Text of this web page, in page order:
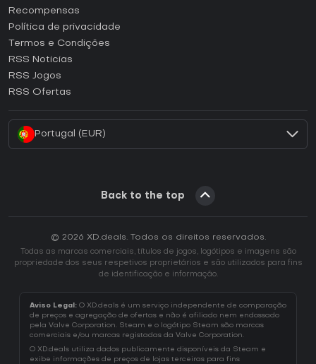
Como ativar uma CD Key Steam?
Como ativar uma CD Key Epic Games?
Como ativar uma CD Key GOG?
Como ativar uma CD Key Ubisoft Connect?
Como ativar uma CD Key EA App?
Recompensas
Política de privacidade
Termos e Condições
RSS Noticias
RSS Jogos
RSS Ofertas
Portugal (EUR)
Back to the top
© 2026 XD.deals. Todos os direitos reservados.
Todas as marcas comerciais, títulos de jogos, logótipos e imagens são
propriedade dos seus respetivos proprietários e são utilizados para fins
de identificação e informação.
Aviso Legal: O XD.deals é um serviço independente de comparação
de preços e agregação de ofertas e não é afiliado nem endossado
pela Valve Corporation. Steam e o logótipo Steam são marcas
comerciais e/ou marcas registadas da Valve Corporation.
O XD.deals utiliza dados publicamente disponíveis da Steam e
exibe informações de preços de lojas terceiras para fins